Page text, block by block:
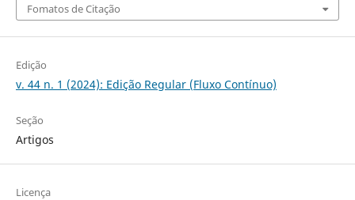
Fomatos de Citação
Edição
v. 44 n. 1 (2024): Edição Regular (Fluxo Contínuo)
Seção
Artigos
Licença